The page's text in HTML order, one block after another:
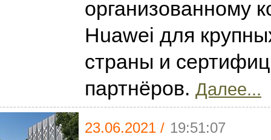
организованному
Huawei для
страны и
партнёров. Далее...
23.06.2021 / 19:51:07